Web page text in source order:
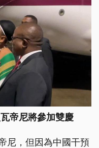
帝尼將參加雙慶
尼，但因為中國干預